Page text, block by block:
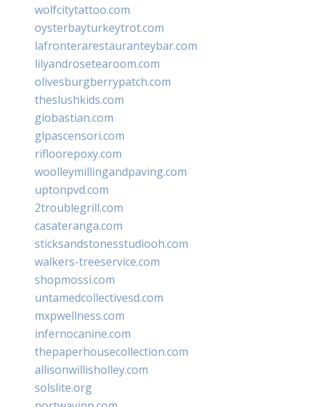
wolfcitytattoo.com
oysterbayturkeytrot.com
lafronterarestauranteybar.com
lilyandrosetearoom.com
olivesburgberrypatch.com
theslushkids.com
giobastian.com
glpascensori.com
rifloorepoxy.com
woolleymillingandpaving.com
uptonpvd.com
2troublegrill.com
casateranga.com
sticksandstonesstudiooh.com
walkers-treeservice.com
shopmossi.com
untamedcollectivesd.com
mxpwellness.com
infernocanine.com
thepaperhousecollection.com
allisonwillisholley.com
solslite.org